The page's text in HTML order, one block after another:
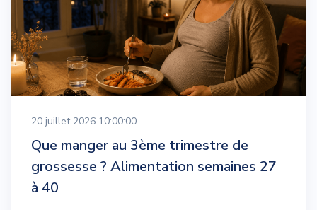
20 juillet 2026 10:00:00
Que manger au 3ème trimestre de
grossesse ? Alimentation semaines 27
à 40